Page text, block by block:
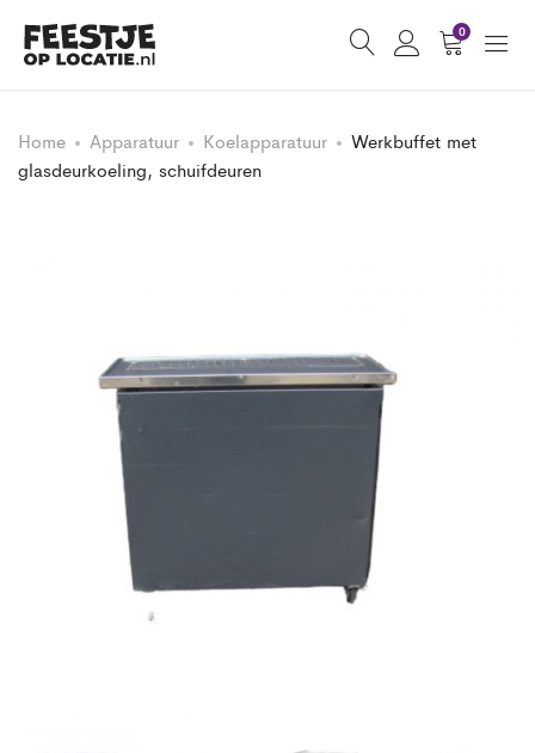
0
Home Apparatuur Koelapparatuur
Werkbuffet met
glasdeurkoeling, schuifdeuren